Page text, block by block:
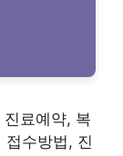
료예약, 복
접수방법, 진